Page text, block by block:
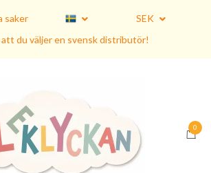
saker
SEK
att du väljer en svensk distributör!
0